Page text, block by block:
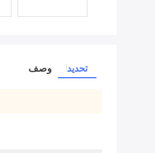
تحديد وصف